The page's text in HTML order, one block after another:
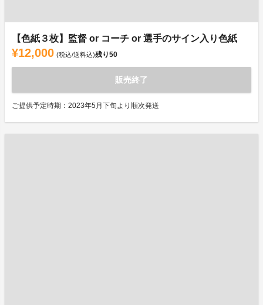
【色紙３枚】監督 or コーチ or 選手のサイン入り色紙
¥12,000 (税込/送料込)残り50
販売終了
ご提供予定時期：2023年5月下旬より順次発送